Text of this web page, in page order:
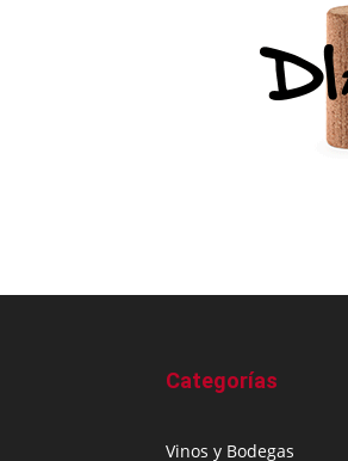
Categorías
Vinos y Bodegas